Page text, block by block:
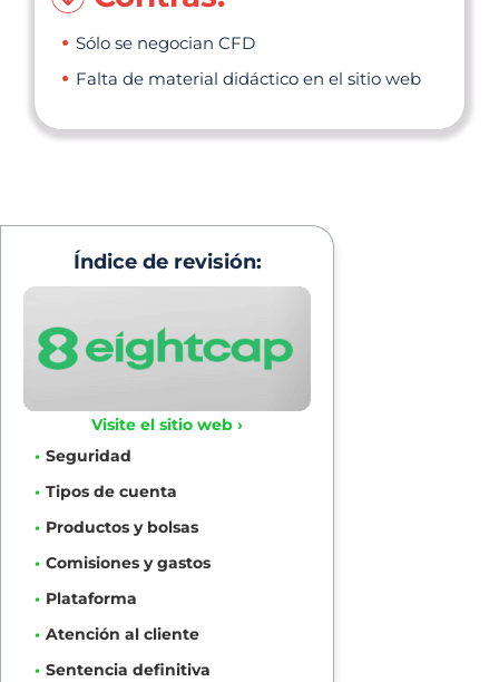
Sólo se negocian CFD
Falta de material didáctico en el sitio web
Índice de revisión:
Visite el sitio web ›
Seguridad
Tipos de cuenta
Productos y bolsas
Comisiones y gastos
Plataforma
Atención al cliente
Sentencia definitiva